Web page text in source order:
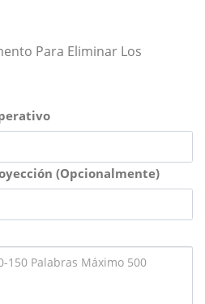
Para Eliminar Los
(Opcionalmente)